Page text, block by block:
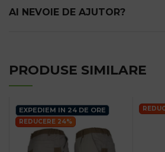
AI NEVOIE DE AJUTOR?
PRODUSE SIMILARE
EXPEDIEM IN 24 DE ORE
REDUCERE 24%